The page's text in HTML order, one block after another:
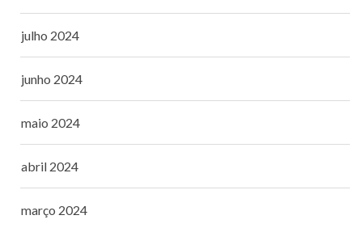
julho 2024
junho 2024
maio 2024
abril 2024
março 2024